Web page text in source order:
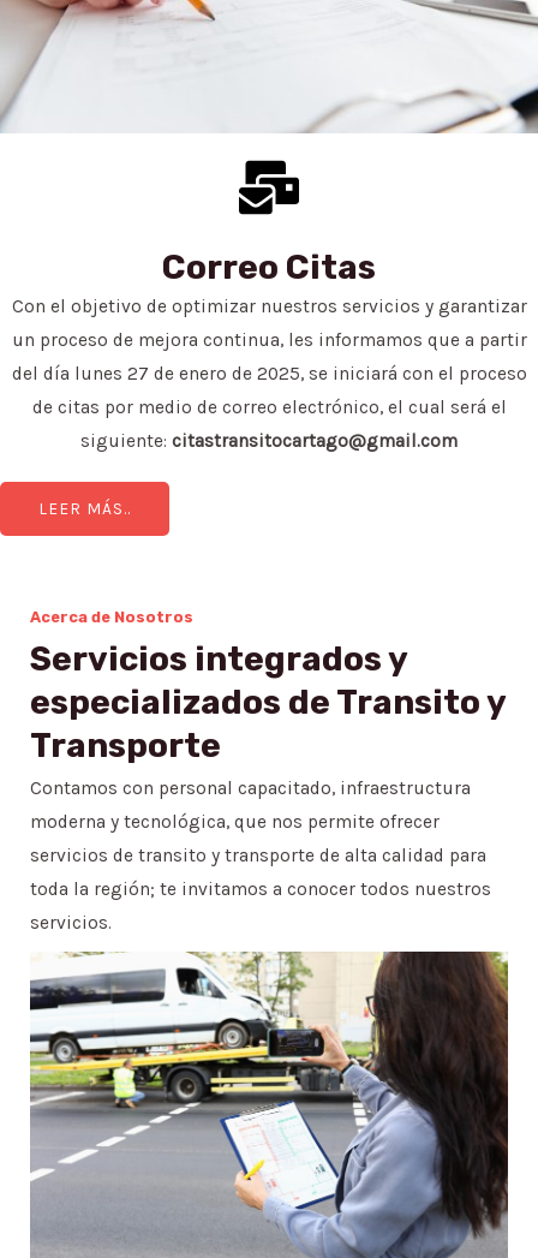
Nuevo horario de atención Siett Cartago
Lunes a Viernes
Correo Citas
Con el objetivo de optimizar nuestros servicios y garantizar
un proceso de mejora continua, les informamos que a partir
del día lunes 27 de enero de 2025, se iniciará con el proceso
de citas por medio de correo electrónico, el cual será el
siguiente: citastransitocartago@gmail.com
LEER MÁS..
Acerca de Nosotros
Servicios integrados y
especializados de Transito y
Transporte
Contamos con personal capacitado, infraestructura
moderna y tecnológica, que nos permite ofrecer
servicios de transito y transporte de alta calidad para
toda la región; te invitamos a conocer todos nuestros
servicios.